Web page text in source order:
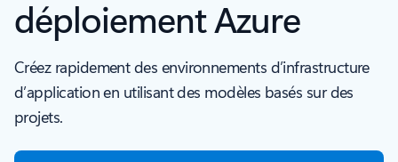
déploiement Azure
Créez rapidement des environnements d’infrastructure
d’application en utilisant des modèles basés sur des
projets.